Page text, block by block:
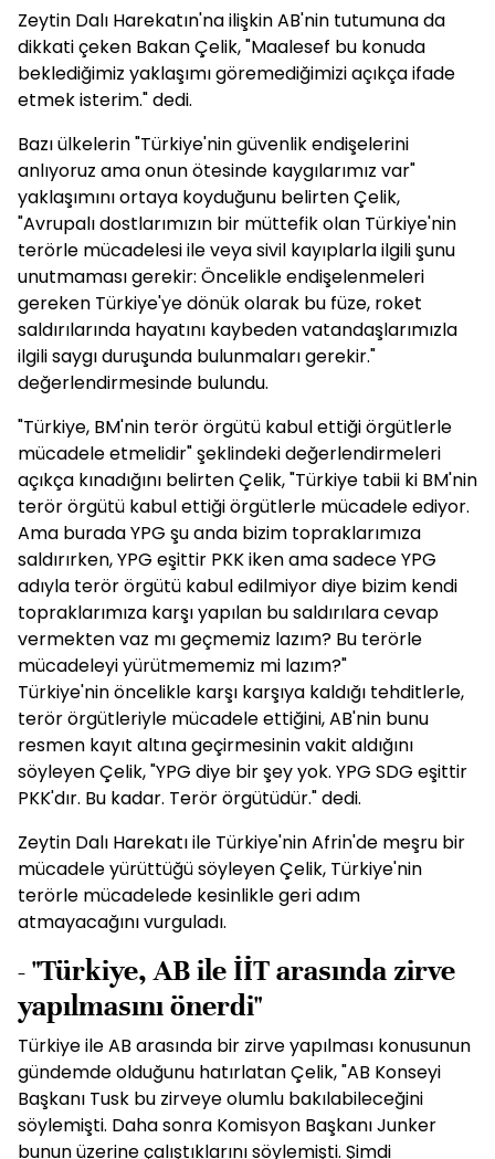
Zeytin Dalı Harekatın'na ilişkin AB'nin tutumuna da
dikkati çeken Bakan Çelik, "Maalesef bu konuda
beklediğimiz yaklaşımı göremediğimizi açıkça ifade
etmek isterim." dedi.
Bazı ülkelerin "Türkiye'nin güvenlik endişelerini
anlıyoruz ama onun ötesinde kaygılarımız var"
yaklaşımını ortaya koyduğunu belirten Çelik,
"Avrupalı dostlarımızın bir müttefik olan Türkiye'nin
terörle mücadelesi ile veya sivil kayıplarla ilgili şunu
unutmaması gerekir: Öncelikle endişelenmeleri
gereken Türkiye'ye dönük olarak bu füze, roket
saldırılarında hayatını kaybeden vatandaşlarımızla
ilgili saygı duruşunda bulunmaları gerekir."
değerlendirmesinde bulundu.
"Türkiye, BM'nin terör örgütü kabul ettiği örgütlerle
mücadele etmelidir" şeklindeki değerlendirmeleri
açıkça kınadığını belirten Çelik, "Türkiye tabii ki BM'nin
terör örgütü kabul ettiği örgütlerle mücadele ediyor.
Ama burada YPG şu anda bizim topraklarımıza
saldırırken, YPG eşittir PKK iken ama sadece YPG
adıyla terör örgütü kabul edilmiyor diye bizim kendi
topraklarımıza karşı yapılan bu saldırılara cevap
vermekten vaz mı geçmemiz lazım? Bu terörle
mücadeleyi yürütmememiz mi lazım?"
Türkiye'nin öncelikle karşı karşıya kaldığı tehditlerle,
terör örgütleriyle mücadele ettiğini, AB'nin bunu
resmen kayıt altına geçirmesinin vakit aldığını
söyleyen Çelik, "YPG diye bir şey yok. YPG SDG eşittir
PKK'dır. Bu kadar. Terör örgütüdür." dedi.
Zeytin Dalı Harekatı ile Türkiye'nin Afrin'de meşru bir
mücadele yürüttüğü söyleyen Çelik, Türkiye'nin
terörle mücadelede kesinlikle geri adım
atmayacağını vurguladı.
- "Türkiye, AB ile İİT arasında zirve
yapılmasını önerdi"
Türkiye ile AB arasında bir zirve yapılması konusunun
gündemde olduğunu hatırlatan Çelik, "AB Konseyi
Başkanı Tusk bu zirveye olumlu bakılabileceğini
söylemişti. Daha sonra Komisyon Başkanı Junker
bunun üzerine çalıştıklarını söylemişti. Şimdi